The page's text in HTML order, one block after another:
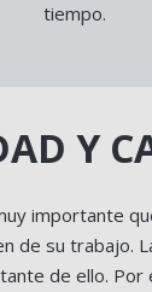
tiempo.
Y
importante
de su trabajo.
de ello. Por